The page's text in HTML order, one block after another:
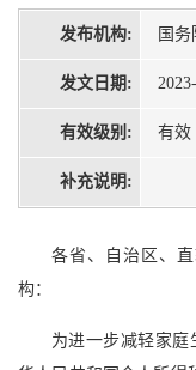
发布机构: 国务
发文日期:
有效级别: 有效
补充说明:
各省、自治区、
构：
为进一步减轻家庭